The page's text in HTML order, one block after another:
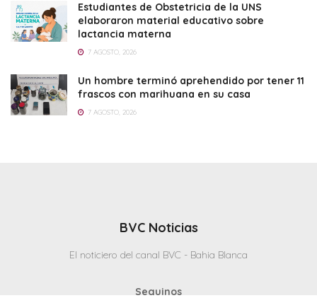
Estudiantes de Obstetricia de la UNS
elaboraron material educativo sobre
lactancia materna
7 AGOSTO, 2026
Un hombre terminó aprehendido por tener 11
frascos con marihuana en su casa
7 AGOSTO, 2026
BVC Noticias
El noticiero del canal BVC - Bahia Blanca
Seguinos